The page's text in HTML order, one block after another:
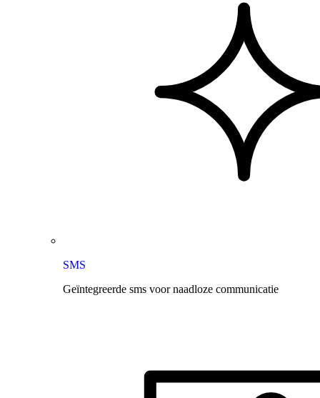
SMS
Geïntegreerde sms voor naadloze communicatie